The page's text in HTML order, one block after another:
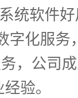
软件好
字化服务
，公司
验。